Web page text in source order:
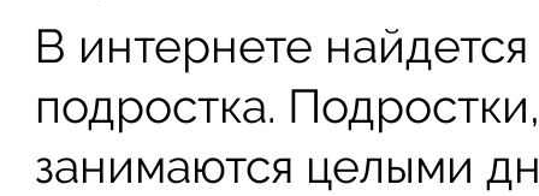
В интернете
подростка.
занимаются целыми